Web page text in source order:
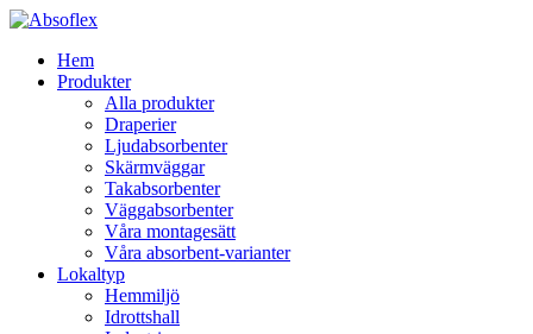
Hem
Produkter
Alla produkter
Draperier
Ljudabsorbenter
Skärmväggar
Takabsorbenter
Väggabsorbenter
Våra montagesätt
Våra absorbent-varianter
Lokaltyp
Hemmiljö
Idrottshall